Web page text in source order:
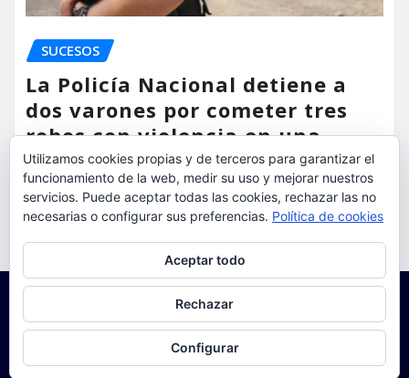
SUCESOS
La Policía Nacional detiene a
dos varones por cometer tres
robos con violencia en una
misma mañana
torrent al dia Ago 7, 2026
Utilizamos cookies propias y de terceros para garantizar el
funcionamiento de la web, medir su uso y mejorar nuestros
servicios. Puede aceptar todas las cookies, rechazar las no
necesarias o configurar sus preferencias. Política de cookies
Aceptar todo
Rechazar
Configurar
Para obtener más información, incluido cómo gestionar las cookies,